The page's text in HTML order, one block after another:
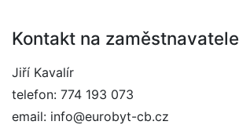
Kontakt na zaměstnavatele
Jiří Kavalír
telefon: 774 193 073
email: info@eurobyt-cb.cz